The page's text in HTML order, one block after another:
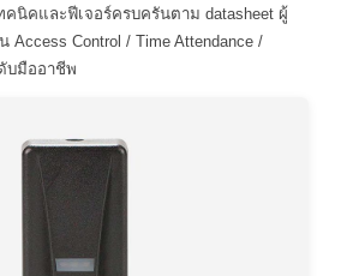
คนิคและฟีเจอร์ครบครันตาม datasheet ผู้
Control / Time Attendance /
บมืออาชีพ